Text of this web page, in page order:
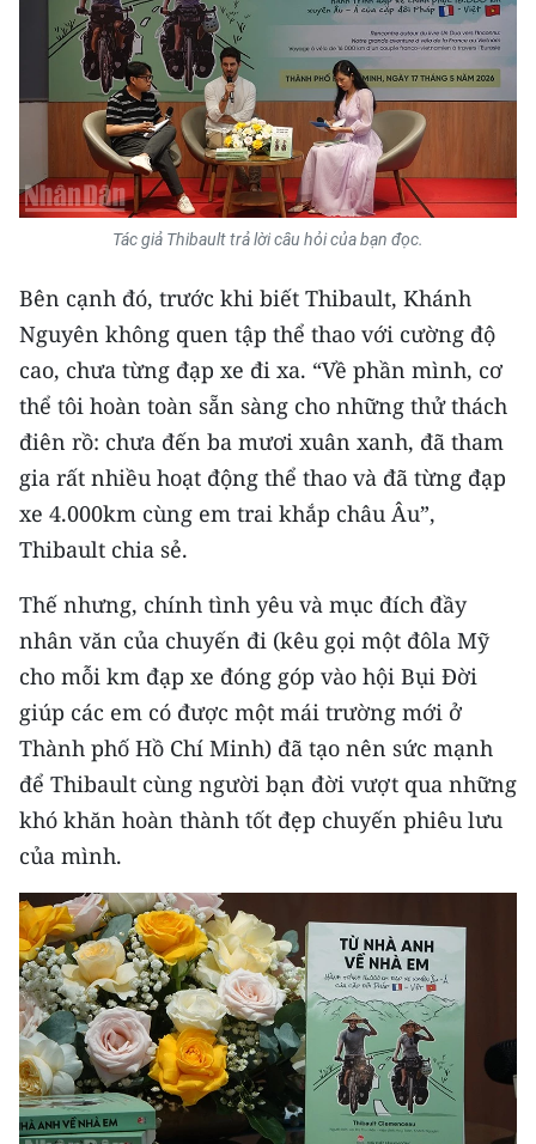
Chuyên trang Hà Nội
Chuyên trang TP. Hồ Chí Minh
CHUYÊN ĐỀ
CÁC CHUYÊN TRANG
THỜI NAY
NHÂN DÂN CUỐI TUẦN
NHÂN DÂN HẰNG THÁNG
MUA BÁO
ĐỌC BÁO IN
中文
FRANÇAIS
РУССКИЙ
ESPAÑOL
한국어
Tác giả Thibault trả lời câu hỏi của bạn đọc.
Bên cạnh đó, trước khi biết Thibault, Khánh
Nguyên không quen tập thể thao với cường độ
cao, chưa từng đạp xe đi xa. “Về phần mình, cơ
thể tôi hoàn toàn sẵn sàng cho những thử thách
điên rồ: chưa đến ba mươi xuân xanh, đã tham
gia rất nhiều hoạt động thể thao và đã từng đạp
xe 4.000km cùng em trai khắp châu Âu”,
Thibault chia sẻ.
Thế nhưng, chính tình yêu và mục đích đầy
nhân văn của chuyến đi (kêu gọi một đôla Mỹ
cho mỗi km đạp xe đóng góp vào hội Bụi Đời
giúp các em có được một mái trường mới ở
Thành phố Hồ Chí Minh) đã tạo nên sức mạnh
để Thibault cùng người bạn đời vượt qua những
khó khăn hoàn thành tốt đẹp chuyến phiêu lưu
của mình.